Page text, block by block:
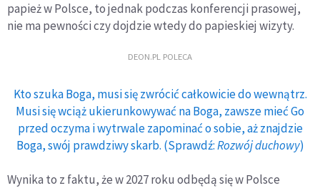
papież w Polsce, to jednak podczas konferencji prasowej,
nie ma pewności czy dojdzie wtedy do papieskiej wizyty.
DEON.PL POLECA
Kto szuka Boga, musi się zwrócić całkowicie do wewnątrz.
Musi się wciąż ukierunkowywać na Boga, zawsze mieć Go
przed oczyma i wytrwale zapominać o sobie, aż znajdzie
Boga, swój prawdziwy skarb. (Sprawdź:Rozwój duchowy)
Wynika to z faktu, że w 2027 roku odbędą się w Polsce